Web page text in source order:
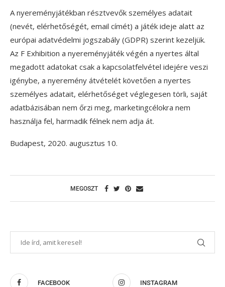
A nyereményjátékban résztvevők személyes adatait
(nevét, elérhetőségét, email címét) a játék ideje alatt az
európai adatvédelmi jogszabály (GDPR) szerint kezeljük.
Az F Exhibition a nyereményjáték végén a nyertes által
megadott adatokat csak a kapcsolatfelvétel idejére veszi
igénybe, a nyeremény átvételét követően a nyertes
személyes adatait, elérhetőséget véglegesen törli, saját
adatbázisában nem őrzi meg, marketingcélokra nem
használja fel, harmadik félnek nem adja át.
Budapest, 2020. augusztus 10.
MEGOSZT
FACEBOOK INSTAGRAM